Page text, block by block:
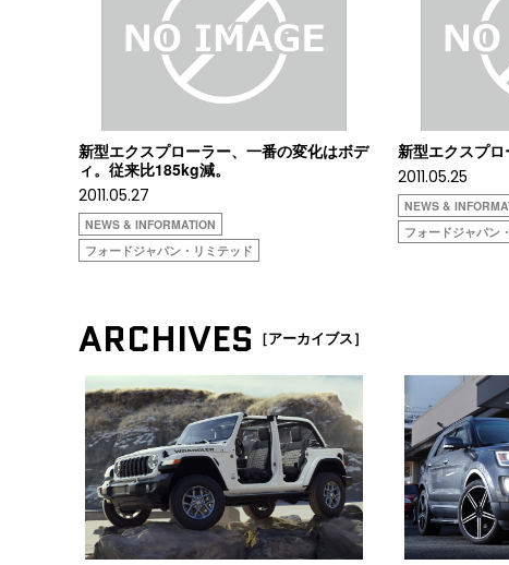
新型エクスプローラー、一番の変化はボデ
ィ。従来比185kg減。
2011.05.27
NEWS & INFORMATION
フォードジャパン・リミテッド
新型エクスプ
2011.05.25
NEWS &
フォードジャパン
ARCHIVES ［アーカイブス］